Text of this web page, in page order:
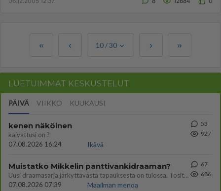
10 /30
LUETUIMMAT KESKUSTELUT
PÄIVÄ VIIKKO KUUKAUSI
kenen näköinen
kaivattusi on ?
07.08.2026 16:24
Ikävä
53
927
Muistatko Mikkelin panttivankidraaman?
Uusi draamasarja järkyttävästä tapauksesta on tulossa. Tositapahtumiin perustuva sarja ammentaa vuoden 1986 Mikkelin pan
07.08.2026 07:39
Maailman menoa
67
686